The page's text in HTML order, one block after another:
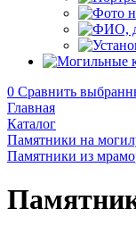
0 Сравнить
Главная
Каталог
Памятники на
Памятники из